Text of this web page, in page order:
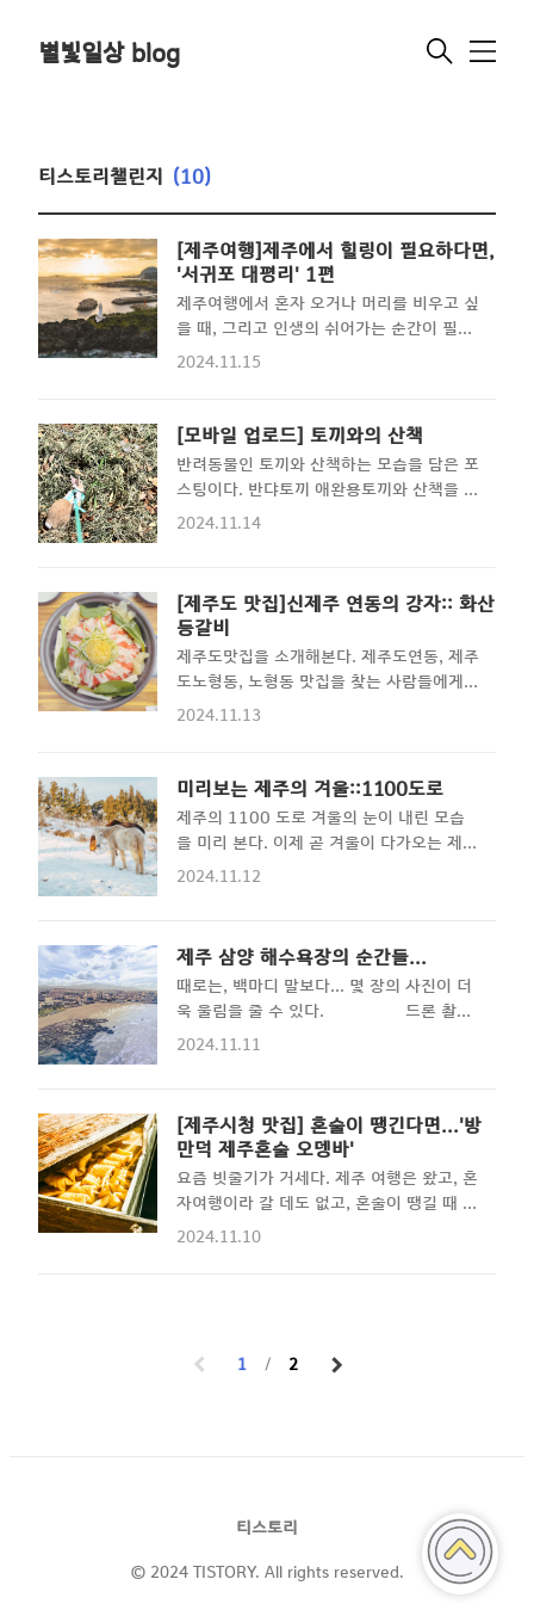
별빛일상 blog
메
티스토리챌린지 (10)
[제주여행]제주에서 힐링이 필요하다면,
'서귀포 대평리' 1편
제주여행에서 혼자 오거나 머리를 비우고 싶
을 때, 그리고 인생의 쉬어가는 순간이 필요
할 때가 있다. 올레길을 걸어봐도 좋지만 때
의 셀프 힐링 시간을 가져보도록 한다. 인
생의 파도가 칠 때... 제주의 매력 중의 하
나라고 한다면 화려함과 수수함, 그리고 외
부 세계와의 떨어짐.. 그 모든 매력을 함께
할 수 있기 때문이 아닐까 생각해 본다. 그래
때 피난할 수 있는 피난처가 되어주기도 한
다. 제주에 오래 살아본 나로서는 제주시는
서울만큼의 북적거림과 화려함을 준다고 생
각하지만 서귀포의 해안가 마을로 가면 하와
이나 괌처럼 한적하고 여..
2024.11.15
[모바일 업로드] 토끼와의 산책
반려동물인 토끼와 산책하는 모습을 담은 포
스팅이다. 반댜토끼 애완용토끼와 산책을 궁
금해하는 사람들을 위한 포스팅이다.오늘의
는 과연 산책을 좋아하는가?토끼는 기본적
으로 움직이는 것을 매우 좋아하는 동물이다
😆 애초에 발달한 기다린 발바닥과 민첩한
몸놀림이 그것을 증명한다.그렇다면 제주의
토끼가 갖춰야 할 덕목은 무엇일까?! 바로
바다의 냄새와 파도소리에 익숙해져야 한다
ㅋ반려동물이긴 하지만 객체상 먹이사슬 최
하위인 초식동물들이기에.. 다른 사람으로부
터 보호하려고 한다기 보다는 다른 동물들로
부터 보호하려고 하네스(몸줄)과 리드 줄을
2024.11.14
[제주도 맛집]신제주 연동의 강자:: 화산
등갈비
제주도맛집을 소개해본다. 제주도연동, 제주
도노형동, 노형동 맛집을 찾는 사람들에게
도움이 될만한 내용이다. 화산등갈비는 혼밥
번 포스팅을 통해 한번 알아보도록 한
다. 따듯한 국물이 생각난다면... 날씨가
점점 겨울로 향하고 있다. 분명 작년에도 단
풍이 잘 지지 않아서 많이 아쉬웠던 기억이
있는데 이번년도는 아예 가을을 건너뛰고 바
제법 쌀쌀해지는 시기가 다가오고... 길거리
에는 포장마차들이 늘어선다. 한동안 조용했
었던 어묵포차와 붕어빵이 나타나기 시작하
다. 오늘 소개할 "화산등갈비"는 혼자 오..
2024.11.13
미리보는 제주의 겨울::1100도로
제주의 1100 도로 겨울의 눈이 내린 모습
을 미리 본다. 이제 곧 겨울이 다가오는 제주
의 모습을 미리 볼 수 있는 기회인 포스팅을
가는 길... 제주의 겨울말들이 나의 시선을
끈다. 어디가유...? 하고 물어보는 듯한 우수
에 찬 눈빛을 보이는 녀석... 다녀올
께...!! - 테마 2. 1100 도로 휴게소 - 제
주의 1100 도로 휴게소는 눈만 내리면 항
있어도 마음이 푸근해지는 장소이기에 눈이
내릴 때는 못 올라가지만, 눈이 내린 다음날
은 갈 수 있는 공간이다. - 테마 3. 1100
도로 가는 길.. 오는 길....
2024.11.12
제주 삼양 해수욕장의 순간들...
때로는, 백마디 말보다... 몇 장의 사진이 더
욱 울림을 줄 수 있다. 드론 촬영
영상모음 아래 글도 같이 보면 좋아요!
도에 대하여 포스팅해 본다. 특히나 이번 포
스팅에서는 추자도의 일몰사진과 영상을 담
아보았다. 추자도여행을 준비하고 있는 분들
에게 좋은 도움이 되었으면starwise.kr 산
다는 것은, 기록이다.기억을 걷는 시간 오늘
하루도 잘 살아있다. 그런데, 이 '현재'라는
재배포..
2024.11.11
[제주시청 맛집] 혼술이 땡긴다면...'방
만덕 제주혼술 오뎅바'
요즘 빗줄기가 거세다. 제주 여행은 왔고, 혼
자여행이라 갈 데도 없고, 혼술이 땡길 때 가
볼 수 있는 좋은 공간을 추천해 본다. 제주시
고 분위기에 젖어 뭔가 술한잔을 기울이고
싶을 때 갈 수 있는 좋은 공간이 있어 소개하
을 수 있는 가게이다. 방만덕제주혼술오뎅
바 : 네이버방문자리뷰 78 · 블로그리뷰
25m...
2024.11.10
1 2
티스토리
© 2024 TISTORY. All rights reserved.